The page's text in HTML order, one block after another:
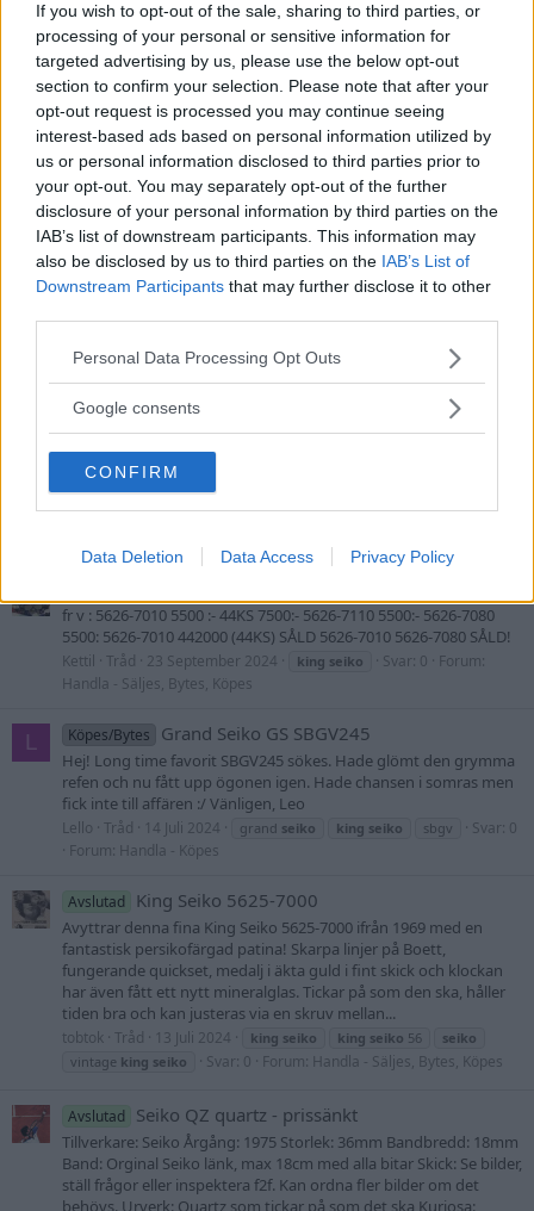
If you wish to opt-out of the sale, sharing to third parties, or
processing of your personal or sensitive information for
targeted advertising by us, please use the below opt-out
section to confirm your selection. Please note that after your
opt-out request is processed you may continue seeing
interest-based ads based on personal information utilized by
us or personal information disclosed to third parties prior to
your opt-out. You may separately opt-out of the further
disclosure of your personal information by third parties on the
IAB’s list of downstream participants. This information may
also be disclosed by us to third parties on the IAB’s List of
Downstream Participants that may further disclose it to other
Please note that this website/app uses one or more Google
not limited to your visit or usage behaviour. You may click to
use your data for below specified purposes in below Google
consent section.
Personal Data Processing Opt Outs
Google consents
CONFIRM
Data Deletion Data Access Privacy Policy
SÅLD! King Seiko 5626-7010 fr 1968, bra skick, funkar fin-fint.
4000:- 3500:- head only. SÅLD!
Kettil Tråd 7 Februari 2025 5626-7010 king seiko
Svar: 0
Forum: Handla - Säljes, Bytes, Köpes
Avslutad King Seiko SPB283J1
King Seiko SPB283J1 Fullset med, inner -och ytterbox och kvitto
från köp. Ref SPB283J1 Uttagen 07/2023 37 mm ex krona Pris:
och bytesvärde 11.500 kr Spår från användning finns i form av
hairlines, annars väldigt fint skick med tanke på att den knappt
använts. Pris utgår jag från vad likvärdig...
mahomes Tråd 12 November 2024 king seiko
spb283
Svar: 0 Handla - Säljes, Bytes, Köpes
Avslutad King Seiko 5626-7110
Sällsynt King Seiko 5626-7110, komplett med originalarmband
och prislapp. Seiko introducerade en ny design för King Seiko år
1972, med en smalare boett. Modellen kom i en monobloc-boett
med en avtagbar caseback utan medalj –...
tobtok Tråd 25 September 2024
seiko
vintageseiko Svar: 0 Forum:Handla - Säljes, Bytes,
fr v : 5626-7010 5500 :- 44KS 7500:- 5626-7110 5500:- 5626-7080
5500: 5626-7010 442000 (44KS) SÅLD 5626-7010 5626-7080 SÅLD!
Kettil Tråd 23 September 2024 king seiko Svar: 0
Forum:
Handla - Säljes, Bytes, Köpes
L Köpes/Bytes Grand Seiko GS SBGV245
Hej! Long time favorit SBGV245 sökes. Hade glömt den grymma
refen och nu fått upp ögonen igen. Hade chansen i somras men
fick inte till affären :/ Vänligen, Leo
Lello Tråd 14 Juli 2024 grand seiko king seiko sbgv
Svar: 0
Forum: Handla - Köpes
Avslutad King Seiko 5625-7000
Avyttrar denna fina King Seiko 5625-7000 ifrån 1969 med en
fantastisk persikofärgad patina! Skarpa linjer på Boett,
fungerande quickset, medalj i äkta guld i fint skick och klockan
har även fått ett nytt mineralglas. Tickar på som den ska, håller
tiden bra och kan justeras via en skruv mellan...
tobtok Tråd 13 Juli 2024 king seiko king seiko 56
seiko
vintage king seiko Svar: 0 Forum: Handla - Säljes, Bytes, Köpes
Avslutad Seiko QZ quartz - prissänkt
Tillverkare: Seiko Årgång: 1975 Storlek: 36mm Bandbredd: 18mm
Band: Orginal Seiko länk, max 18cm med alla bitar Skick: Se bilder,
ställ frågor eller inspektera f2f. Kan ordna fler bilder om det
behövs. Urverk: Quartz som tickar på som det ska Kuriosa: